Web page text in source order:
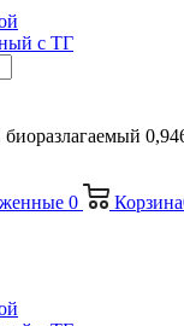
с ТГ
0 Корзина